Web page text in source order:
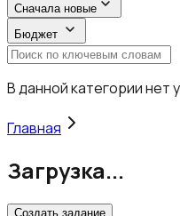
Сначала новые
Бюджет
В данной категории нет
Главная
Загрузка...
Создать задание